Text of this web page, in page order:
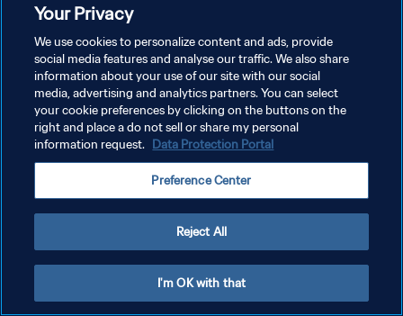
개인정보 보호정책
서비스 약관
쿠키 기본 설정 관리
Your Privacy
We use cookies to personalize content and ads, provide
social media features and analyse our traffic. We also share
information about your use of our site with our social
media, advertising and analytics partners. You can select
your cookie preferences by clicking on the buttons on the
right and place a do not sell or share my personal
information request. Data Protection Portal
Preference Center
Reject All
I'm OK with that